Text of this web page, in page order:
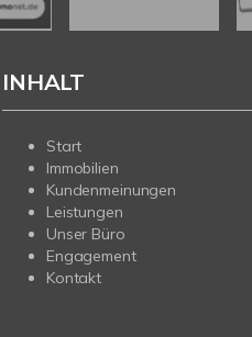
INHALT
Start
Immobilien
Kundenmeinungen
Leistungen
Unser Büro
Engagement
Kontakt